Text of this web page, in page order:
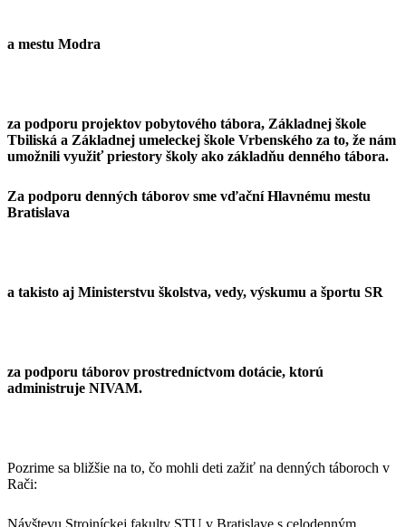
a mestu Modra
za podporu projektov pobytového tábora, Základnej škole
Tbiliská a Základnej umeleckej škole Vrbenského za to, že nám
umožnili využiť priestory školy ako základňu denného tábora.
Za podporu denných táborov sme vďační Hlavnému mestu
Bratislava
a takisto aj Ministerstvu školstva, vedy, výskumu a športu SR
za podporu táborov prostredníctvom dotácie, ktorú
administruje NIVAM.
Pozrime sa bližšie na to, čo mohli deti zažiť na denných táboroch v
Rači:
Návštevu Strojníckej fakulty STU v Bratislave s celodenným